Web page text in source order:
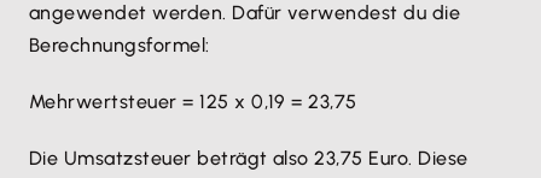
angewendet werden. Dafür verwendest du die
Berechnungsformel:
Mehrwertsteuer = 125 x 0,19 = 23,75
Die Umsatzsteuer beträgt also 23,75 Euro. Diese